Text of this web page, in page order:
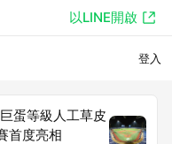
以LINE開啟
登入
蛋等級人工草皮
首度亮相